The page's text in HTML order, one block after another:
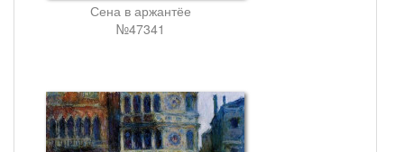
Сена в аржантёе
№47341